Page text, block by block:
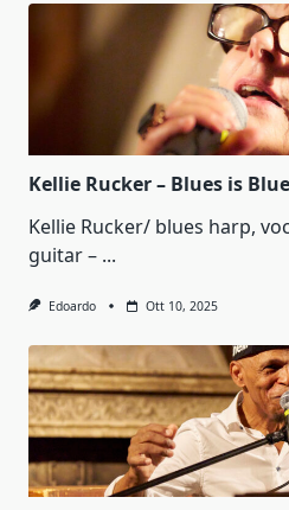
Kellie Rucker – Blues is
Kellie Rucker/ blues harp,
guitar – ...
Edoardo Ott 10, 2025